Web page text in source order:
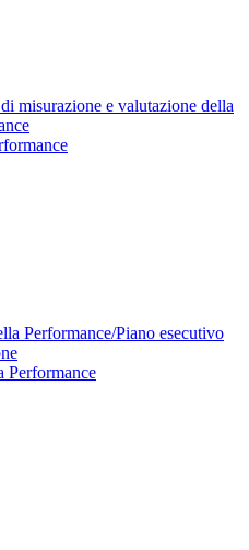
misurazione e valutazione della
Performance/Piano esecutivo
Performance